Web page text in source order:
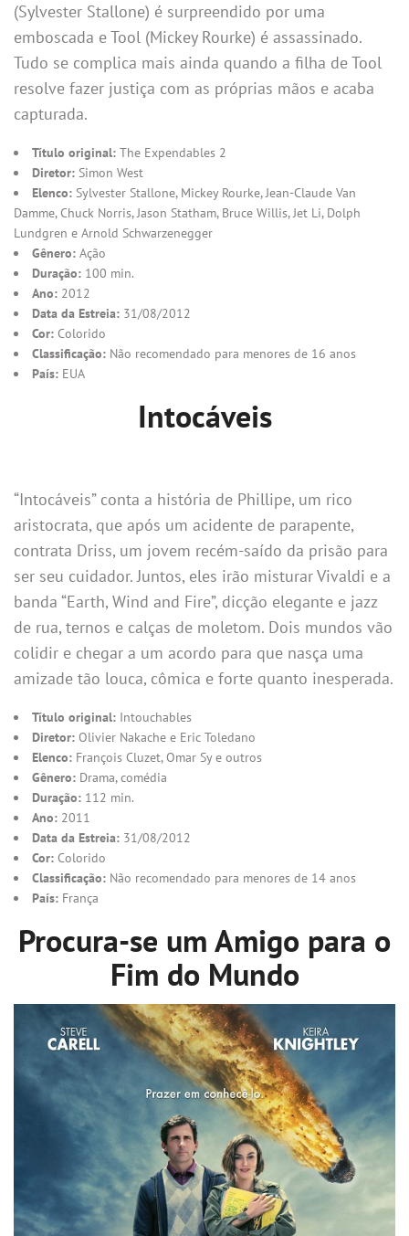
(Sylvester Stallone) é surpreendido por uma
emboscada e Tool (Mickey Rourke) é assassinado.
Tudo se complica mais ainda quando a filha de Tool
resolve fazer justiça com as próprias mãos e acaba
capturada.
Título original: The Expendables 2
Diretor: Simon West
Elenco: Sylvester Stallone, Mickey Rourke, Jean-Claude Van
Damme, Chuck Norris, Jason Statham, Bruce Willis, Jet Li, Dolph
Lundgren e Arnold Schwarzenegger
Gênero: Ação
Duração: 100 min.
Ano: 2012
Data da Estreia: 31/08/2012
Cor: Colorido
Classificação: Não recomendado para menores de 16 anos
País: EUA
Intocáveis
“Intocáveis” conta a história de Phillipe, um rico
aristocrata, que após um acidente de parapente,
contrata Driss, um jovem recém-saído da prisão para
ser seu cuidador. Juntos, eles irão misturar Vivaldi e a
banda “Earth, Wind and Fire”, dicção elegante e jazz
de rua, ternos e calças de moletom. Dois mundos vão
colidir e chegar a um acordo para que nasça uma
amizade tão louca, cômica e forte quanto inesperada.
Título original: Intouchables
Diretor: Olivier Nakache e Eric Toledano
Elenco: François Cluzet, Omar Sy e outros
Gênero: Drama, comédia
Duração: 112 min.
Ano: 2011
Data da Estreia: 31/08/2012
Cor: Colorido
Classificação: Não recomendado para menores de 14 anos
País: França
Procura-se um Amigo para o
Fim do Mundo